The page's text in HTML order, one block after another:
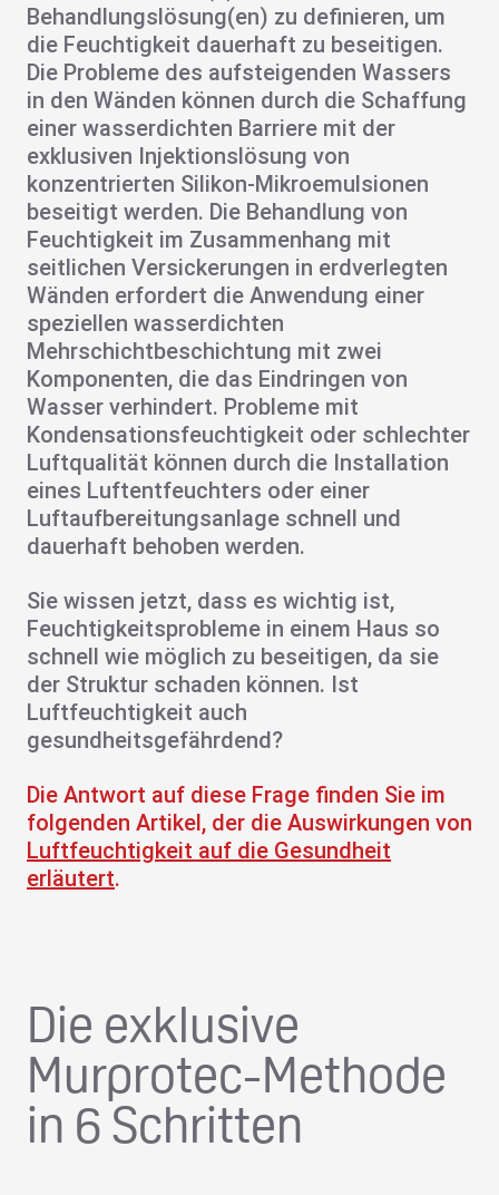
Behandlungslösung(en) zu definieren, um
die Feuchtigkeit dauerhaft zu beseitigen.
Die Probleme des aufsteigenden Wassers
in den Wänden können durch die Schaffung
einer wasserdichten Barriere mit der
exklusiven Injektionslösung von
konzentrierten Silikon-Mikroemulsionen
beseitigt werden. Die Behandlung von
Feuchtigkeit im Zusammenhang mit
seitlichen Versickerungen in erdverlegten
Wänden erfordert die Anwendung einer
speziellen wasserdichten
Mehrschichtbeschichtung mit zwei
Komponenten, die das Eindringen von
Wasser verhindert. Probleme mit
Kondensationsfeuchtigkeit oder schlechter
Luftqualität können durch die Installation
eines Luftentfeuchters oder einer
Luftaufbereitungsanlage schnell und
dauerhaft behoben werden.
Sie wissen jetzt, dass es wichtig ist,
Feuchtigkeitsprobleme in einem Haus so
schnell wie möglich zu beseitigen, da sie
der Struktur schaden können. Ist
Luftfeuchtigkeit auch
gesundheitsgefährdend?
Die Antwort auf diese Frage finden Sie im
folgenden Artikel, der die Auswirkungen von
Luftfeuchtigkeit auf die Gesundheit
erläutert.
Die exklusive
Murprotec-Methode
in 6 Schritten